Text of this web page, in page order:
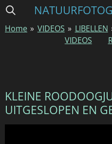
Ga
naar
Home » VIDEOS » LIBELLEN
VIDEOS
KLEINE
UITGESLOPEN EN